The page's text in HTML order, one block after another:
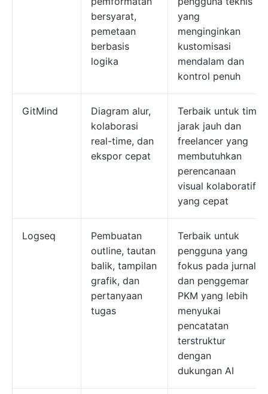
bersyarat,
pemetaan
berbasis
logika
yang
menginginkan
kustomisasi
mendalam dan
kontrol penuh
GitMind
Diagram alur,
kolaborasi
real-time, dan
ekspor cepat
Terbaik untuk tim
jarak jauh dan
freelancer yang
membutuhkan
perencanaan
visual kolaboratif
yang cepat
Logseq
Pembuatan
outline, tautan
balik, tampilan
grafik, dan
pertanyaan
tugas
Terbaik untuk
pengguna yang
fokus pada jurnal
dan penggemar
PKM yang lebih
menyukai
pencatatan
terstruktur
dengan
dukungan AI